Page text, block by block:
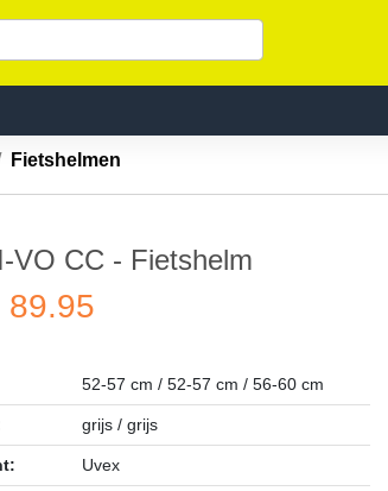
Fietshelmen
VO CC - Fietshelm
89.95
52-57 cm / 52-57 cm / 56-60 cm
grijs / grijs
Uvex